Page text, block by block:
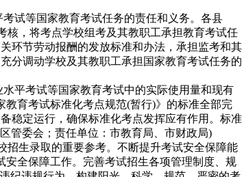
试等国家教育考试任务的责任和义务。各县
核，将考点学校组考及其教职工承担教育考试任
环节劳动报酬的发放标准和办法，承担监考和其
分调动学校及其教职工承担国家教育考试任务的
平考试等国家教育考试中的实际使用量和现有
育考试标准化考点规范(暂行)》的标准全部完
稳定运行，确保标准化考点发挥应有作用。标准
管委会；责任单位：市教育局、市财政局)
招生录取的重要参考。不断提升考试安全保障能
全保障工作。完善考试招生各项管理制度、规